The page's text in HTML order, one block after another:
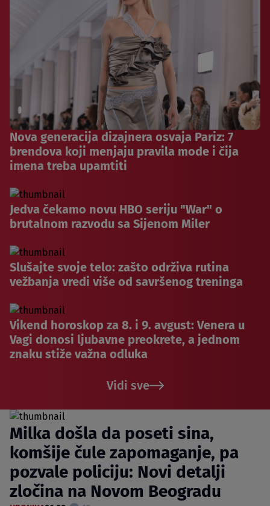
Nova generacija dizajnera osvaja Pariz: 7
brendova koji menjaju pravila mode i čija
imena treba upamtiti
Jedva čekamo novu HBO seriju "War" o
brutalnom razvodu sa Sijenom Miler
Slušajte svoje telo: zašto održiva rutina
vežbanja vredi više od savršenog treninga
Vikend horoskop za 8. i 9. avgust: Venera u
Vagi donosi ljubavne preokrete, a jednom
znaku stiže važna odluka
Vidi sve
Milka došla da poseti sina,
komšije čule zapomaganje, pa
pozvale policiju: Novi detalji
zločina na Novom Beogradu